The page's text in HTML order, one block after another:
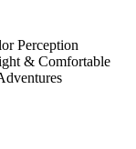
Perception
& Comfortable